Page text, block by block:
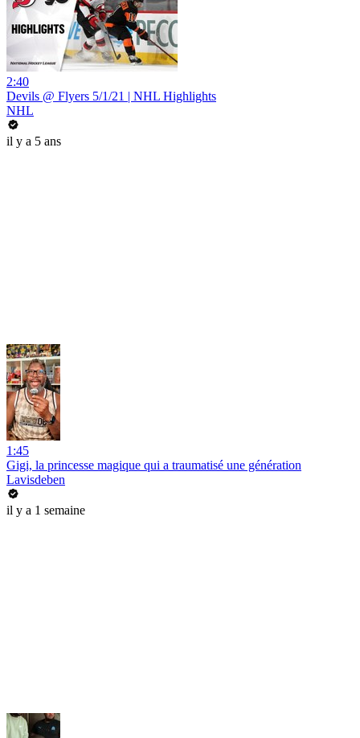
2:40
Devils @ Flyers 5/1/21 | NHL Highlights
NHL
il y a 5 ans
1:45
Gigi, la princesse magique qui a traumatisé une génération
Lavisdeben
il y a 1 semaine